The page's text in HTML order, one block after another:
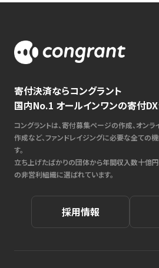
寄付決済ならコングラント
国内No.1 オールインワンの寄付
コングラントは、寄付募集ページの作成、オン
作成など、ファンドレイジングに必要な全ての
す。
立ち上げたばかりの団体から年間収入数十億
の非営利組織に選ばれています。
採用情報